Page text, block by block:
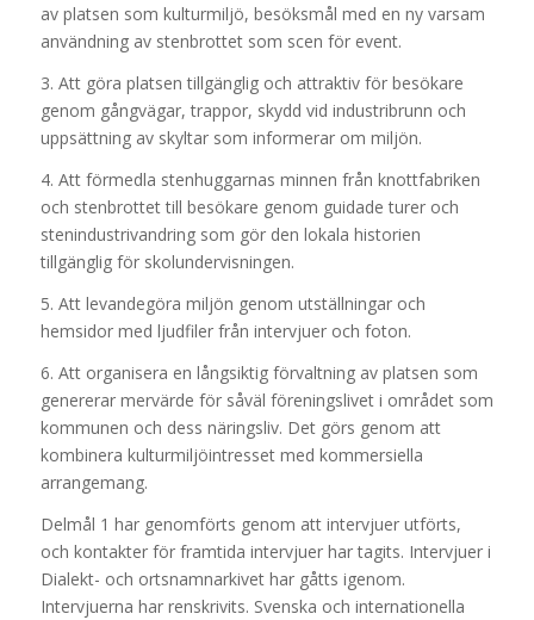
av platsen som kulturmiljö, besöksmål med en ny varsam
användning av stenbrottet som scen för event.
3. Att göra platsen tillgänglig och attraktiv för besökare
genom gångvägar, trappor, skydd vid industribrunn och
uppsättning av skyltar som informerar om miljön.
4. Att förmedla stenhuggarnas minnen från knottfabriken
och stenbrottet till besökare genom guidade turer och
stenindustrivandring som gör den lokala historien
tillgänglig för skolundervisningen.
5. Att levandegöra miljön genom utställningar och
hemsidor med ljudfiler från intervjuer och foton.
6. Att organisera en långsiktig förvaltning av platsen som
genererar mervärde för såväl föreningslivet i området som
kommunen och dess näringsliv. Det görs genom att
kombinera kulturmiljöintresset med kommersiella
arrangemang.
Delmål 1 har genomförts genom att intervjuer utförts,
och kontakter för framtida intervjuer har tagits. Intervjuer i
Dialekt- och ortsnamnarkivet har gåtts igenom.
Intervjuerna har renskrivits. Svenska och internationella